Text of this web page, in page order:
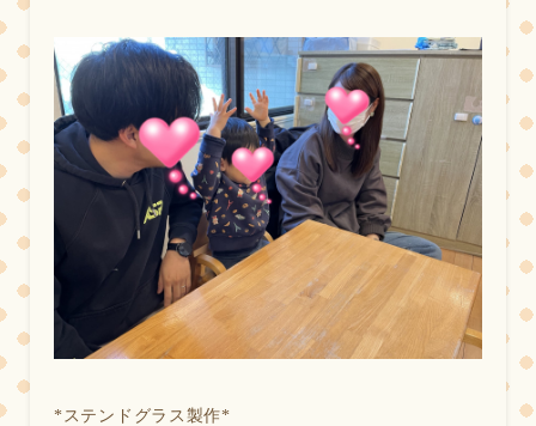
* ステンドグラス製作*